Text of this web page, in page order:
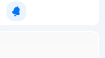
Уведомить о появлении